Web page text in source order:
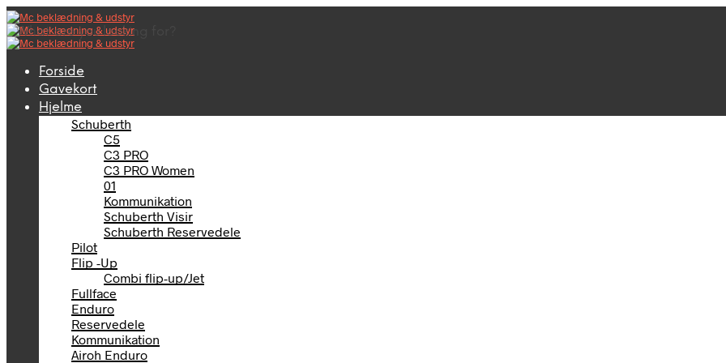
Forside
Gavekort
Hjelme
Schuberth
C5
C3 PRO
C3 PRO Women
01
Kommunikation
Schuberth Visir
Schuberth Reservedele
Pilot
Flip -Up
Combi flip-up/Jet
Fullface
Enduro
Reservedele
Kommunikation
Airoh Enduro
What are you looking for?